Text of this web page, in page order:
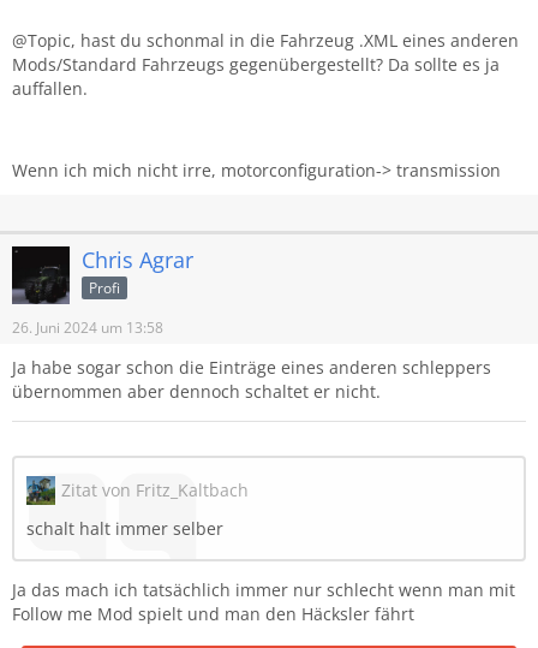
@Topic, hast du schonmal in die Fahrzeug .XML eines anderen
Mods/Standard Fahrzeugs gegenübergestellt? Da sollte es ja
auffallen.
Wenn ich mich nicht irre, motorconfiguration-> transmission
Chris Agrar
Profi
26. Juni 2024 um 13:58
Ja habe sogar schon die Einträge eines anderen schleppers
übernommen aber dennoch schaltet er nicht.
Zitat von Fritz_Kaltbach
schalt halt immer selber
Ja das mach ich tatsächlich immer nur schlecht wenn man mit
Follow me Mod spielt und man den Häcksler fährt